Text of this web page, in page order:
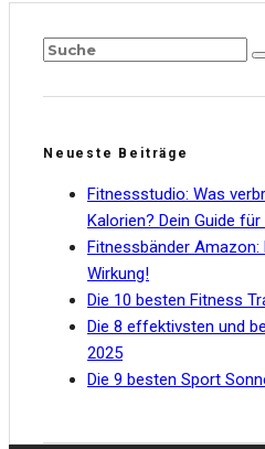
Neueste Beiträge
Fitnessstudio: Was
Kalorien? Dein Guide
Fitnessbänder Amazon:
Wirkung!
Die 10 besten Fitness
Die 8 effektivsten und
2025
Die 9 besten Sport